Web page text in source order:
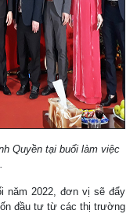
Quyền tại buổi làm việc
năm 2022, đơn vị sẽ đẩy
đầu tư từ các thị trường